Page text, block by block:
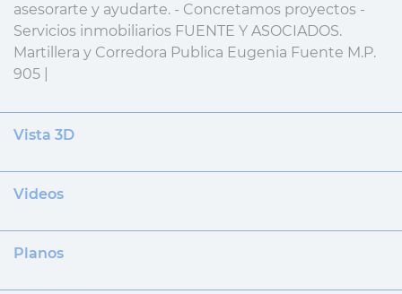
asesorarte y ayudarte. - Concretamos proyectos -
Servicios inmobiliarios FUENTE Y ASOCIADOS.
Martillera y Corredora Publica Eugenia Fuente M.P.
905 |
Vista 3D
Videos
Planos